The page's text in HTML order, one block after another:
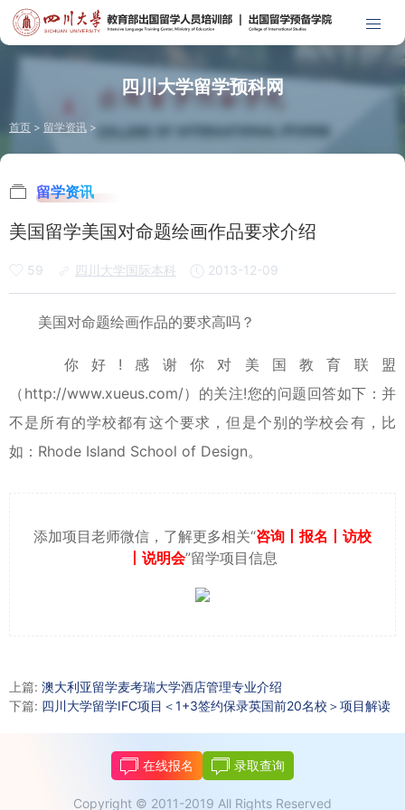
四川大学留学预科网
首页 > 留学资讯 >
留学资讯
美国留学美国对命题绘画作品要求介绍
59 四川大学国际本科 2013-12-09
美国对命题绘画作品的要求高吗？
你好!感谢你对美国教育联盟
（http://www.xueus.com/）的关注!您的问题回答如下：并
不是所有的学校都有这个要求，但是个别的学校会有，比
如：Rhode Island School of Design。
添加项目老师微信，了解更多相关“咨询丨报名丨访校
丨说明会”留学项目信息
上篇: 澳大利亚留学麦考瑞大学酒店管理专业介绍
下篇: 四川大学留学IFC项目＜1+3签约保录英国前20名校＞项目解读
在线报名 录取查询
Copyright © 2011-2019 All Rights Reserved